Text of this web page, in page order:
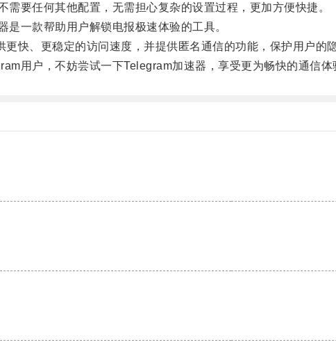
要任何其他配置，无需担心复杂的设置过程，更加方便快捷。
一款帮助用户解锁电报极速体验的工具。
、更稳定的访问速度，并提供匿名通信的功能，保护用户的隐
用户，不妨尝试一下Telegram加速器，享受更为畅快的通信体